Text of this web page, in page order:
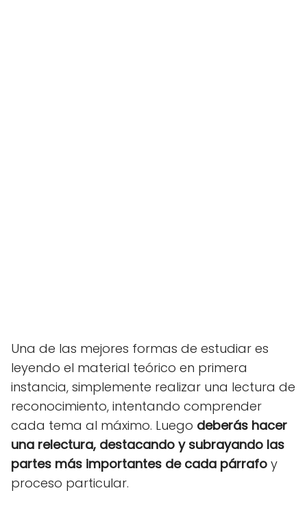
Una de las mejores formas de estudiar es
leyendo el material teórico en primera
instancia, simplemente realizar una lectura de
reconocimiento, intentando comprender
cada tema al máximo. Luego deberás hacer
una relectura, destacando y subrayando las
partes más importantes de cada párrafo y
proceso particular.